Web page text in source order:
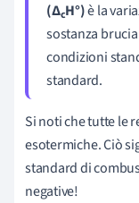
(∆cH°)è la
sostanza
condizioni
standard.
Si noti che tutte le
esotermiche. Ciò
standard di
negative!